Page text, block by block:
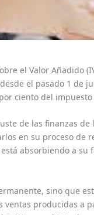
el Valor Añadido
el pasado 1 de
ciento del
de las finanzas
en su proceso de
absorbiendo a su
sino que
producidas a